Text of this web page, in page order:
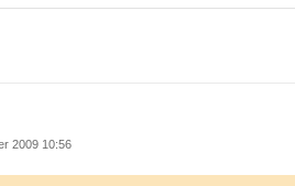
2009 10:56